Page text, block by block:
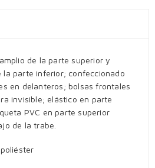
de la parte superior y
la parte inferior; confeccionado
en delanteros; bolsas frontales
invisible; elástico en parte
PVC en parte superior
de la trabe.